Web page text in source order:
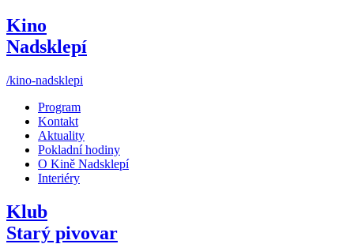
Kino
Nadsklepí
/kino-nadsklepi
Program
Kontakt
Aktuality
Pokladní hodiny
O Kině Nadsklepí
Interiéry
Klub
Starý pivovar